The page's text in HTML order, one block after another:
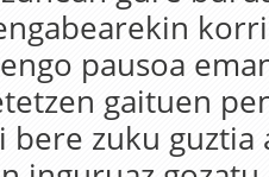
pausoa
gaituen
bere zuku guztia